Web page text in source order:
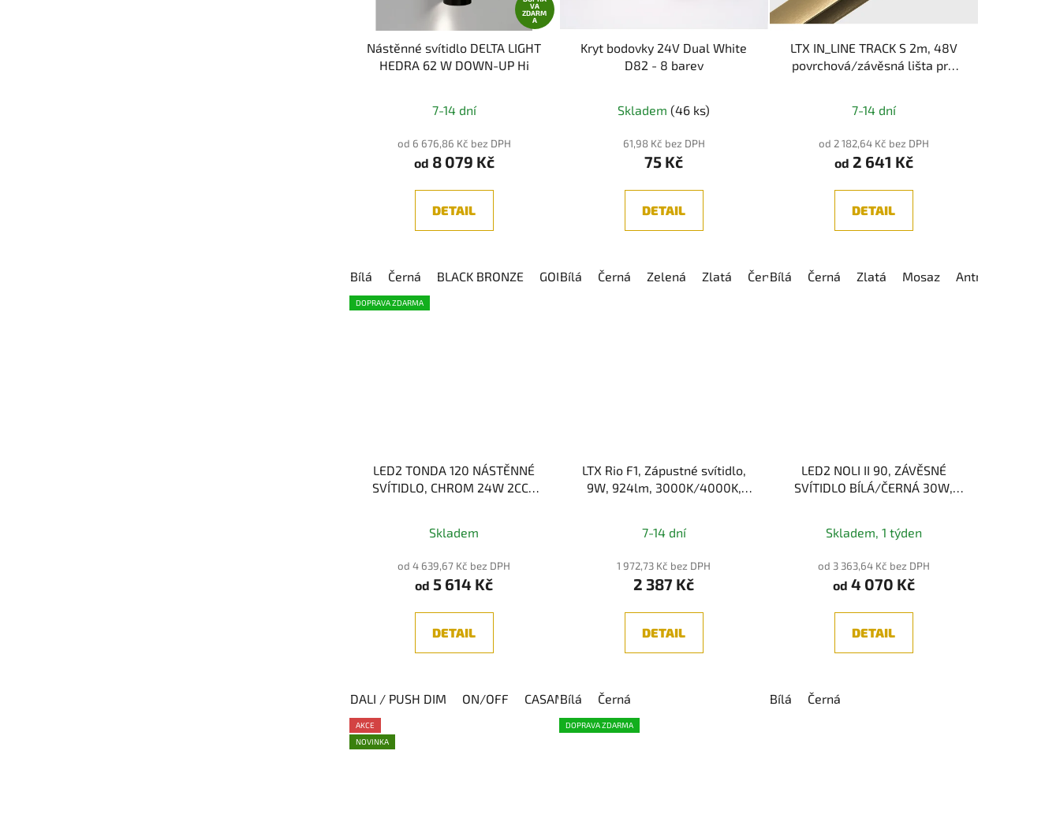
VA
ZDARM
A
Nástěnné svítidlo DELTA LIGHT
HEDRA 62 W DOWN-UP Hi
7-14 dní
od 6 676,86 Kč bez DPH
od 8 079 Kč
DETAIL
Bílá Černá BLACK BRONZE GOLD COLORED
Kryt bodovky 24V Dual White
D82 - 8 barev
Skladem(46 ks)
61,98 Kč bez DPH
75 Kč
DETAIL
Bílá Černá Zelená Zlatá Červená Stříbrná Tmavý chrom Lesklý chrom
LTX IN_LINE TRACK S 2m, 48V
povrchová/závěsná lišta pro
7-14 dní
od 2 182,64 Kč bez DPH
od 2 641 Kč
DETAIL
Bílá Černá Zlatá Mosaz Antracit
DOPRAVA ZDARMA
LED2 TONDA 120 NÁSTĚNNÉ
SVÍTIDLO, CHROM 24W 2CCT
Skladem
od 4 639,67 Kč bez DPH
od 5 614 Kč
DETAIL
DALI / PUSH DIM ON/OFF CASAMBI DALI
LTX Rio F1, Zápustné svítidlo,
9W, 924lm, 3000K/4000K,
7-14 dní
1 972,73 Kč bez DPH
2 387 Kč
DETAIL
Bílá Černá
LED2 NOLI II 90, ZÁVĚSNÉ
SVÍTIDLO BÍLÁ/ČERNÁ 30W,
Skladem, 1 týden
od 3 363,64 Kč bez DPH
od 4 070 Kč
DETAIL
Bílá Černá
AKCE
NOVINKA
DOPRAVA ZDARMA